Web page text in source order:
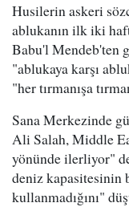
Husilerin askeri
ablukanın ilk iki
Babu'l Mendeb'ten
"ablukaya karşı
"her tırmanışa
Sana Merkezinde
Ali Salah, Middle
yönünde ilerliyor"
deniz kapasitesinin
kullanmadığını"